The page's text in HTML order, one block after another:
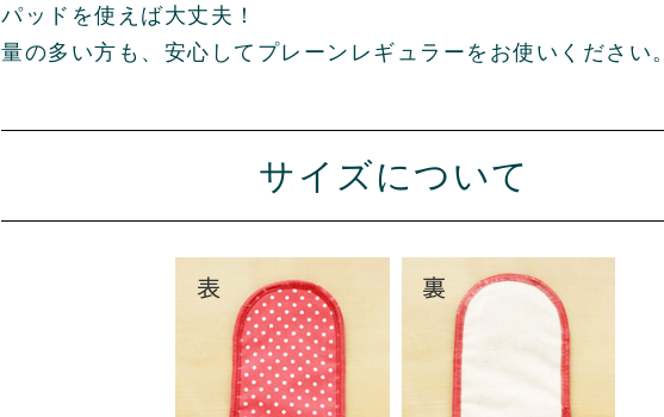
パッドを使えば大丈夫！
量の多い方も、安心してプレーンレギュラーをお使いください。
サイズについて